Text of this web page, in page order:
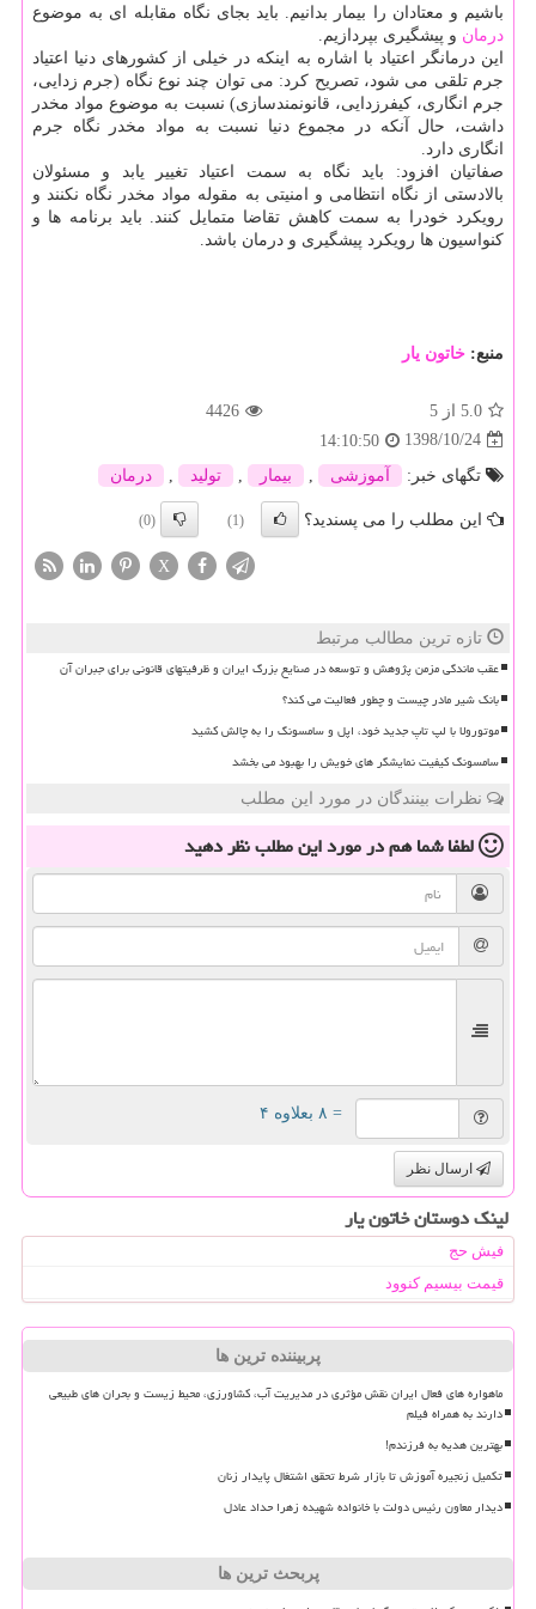
باشیم و معتادان را بیمار بدانیم. باید بجای نگاه مقابله ای به موضوع
درمان و پیشگیری بپردازیم.
این درمانگر اعتیاد با اشاره به اینكه در خیلی از كشورهای دنیا اعتیاد
جرم تلقی می شود، تصریح كرد: می توان چند نوع نگاه (جرم زدایی،
جرم انگاری، كیفرزدایی، قانونمندسازی) نسبت به موضوع مواد مخدر
داشت، حال آنكه در مجموع دنیا نسبت به مواد مخدر نگاه جرم
انگاری دارد.
صفاتیان افزود: باید نگاه به سمت اعتیاد تغییر یابد و مسئولان
بالادستی از نگاه انتظامی و امنیتی به مقوله مواد مخدر نگاه نكنند و
رویكرد خودرا به سمت كاهش تقاضا متمایل كنند. باید برنامه ها و
كنواسیون ها رویكرد پیشگیری و درمان باشد.
منبع: خاتون یار
5.0 از 5
4426
1398/10/24
14:10:50
تگهای خبر:
آموزشی , بیمار , تولید , درمان
این مطلب را می پسندید؟ (1)
(0)
X
تازه ترین مطالب مرتبط
عقب ماندگی مزمن پژوهش و توسعه در صنایع بزرگ ایران و ظرفیتهای قانونی برای جبران آن
بانک شیر مادر چیست و چطور فعالیت می کند؟
موتورولا با لپ تاپ جدید خود، اپل و سامسونگ را به چالش کشید
سامسونگ کیفیت نمایشگر های خویش را بهبود می بخشد
نظرات بینندگان در مورد این مطلب
لطفا شما همدر مورد این مطلبنظر دهید
= ۸ بعلاوه ۴
ارسال نظر
لینک دوستان خاتون یار
فیش حج
قیمت بیسیم کنوود
پربیننده ترین ها
ماهواره های فعال ایران نقش مؤثری در مدیریت آب، کشاورزی، محیط زیست و بحران های طبیعی
دارند به همراه فیلم
بهترین هدیه به فرزندم!
تکمیل زنجیره آموزش تا بازار شرط تحقق اشتغال پایدار زنان
دیدار معاون رئیس دولت با خانواده شهیده زهرا حداد عادل
پربحث ترین ها